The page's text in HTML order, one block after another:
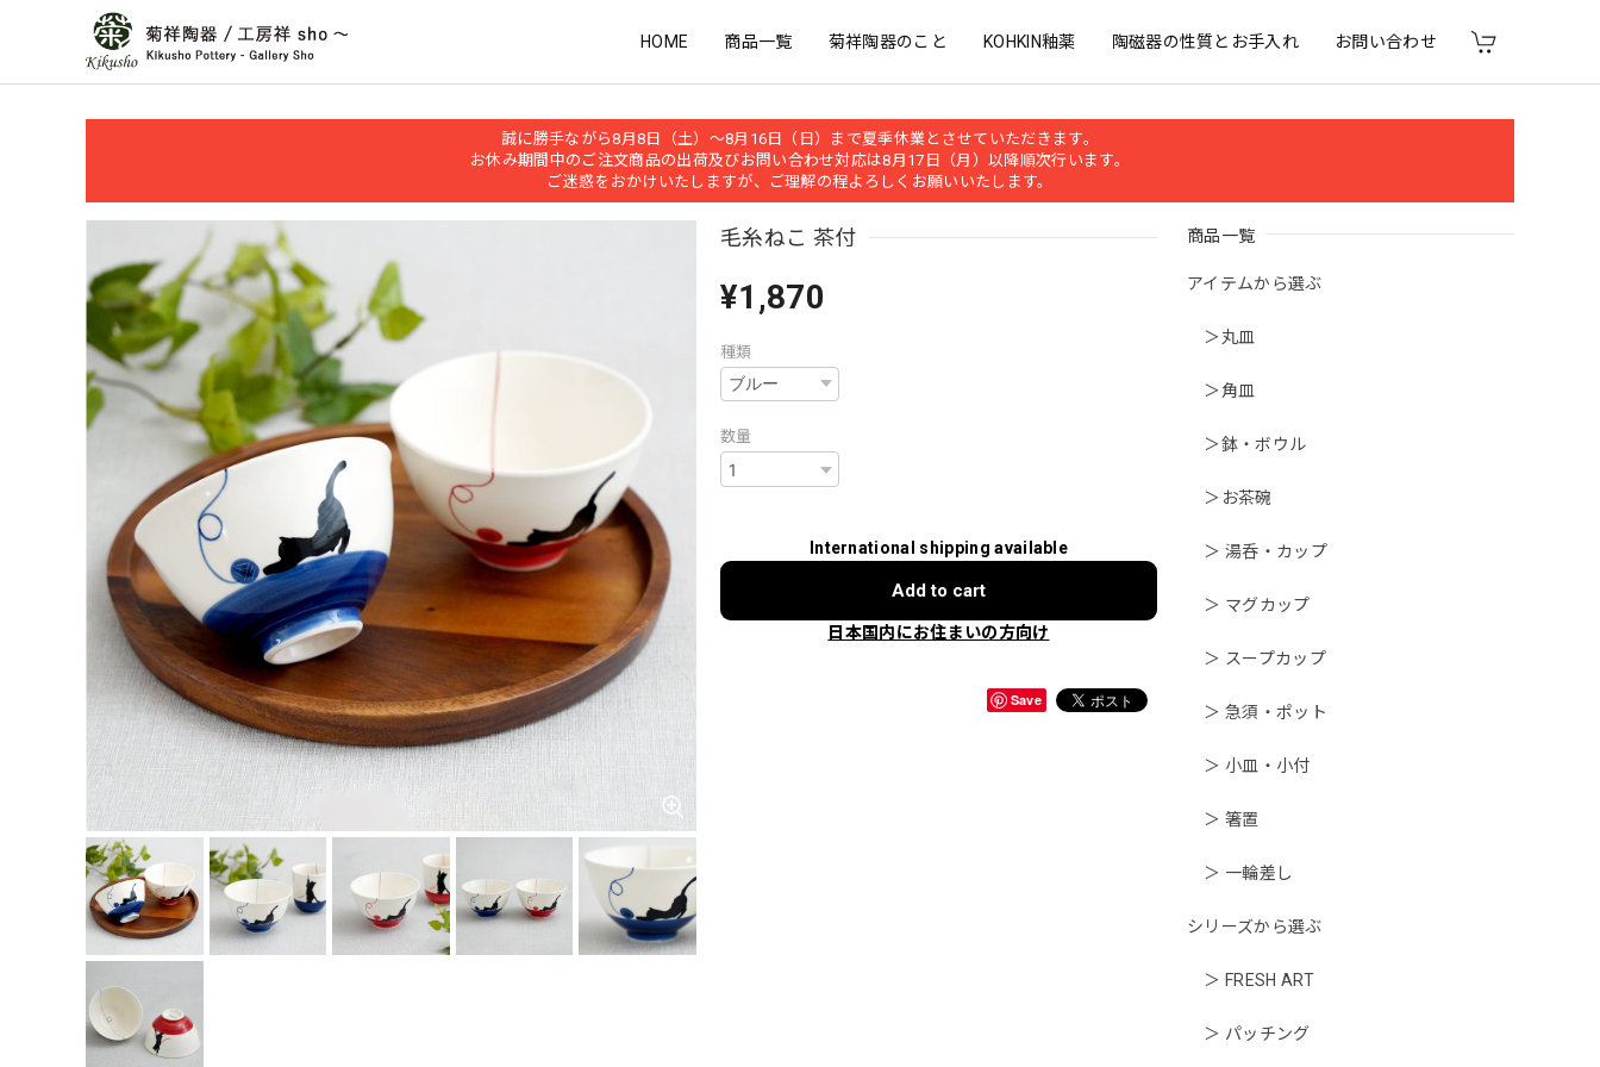
HOME 商品一覧 菊祥陶器のこと KOHKIN釉薬 陶磁器の性質とお手入れ お問い合わせ
誠に勝手ながら8月8日（土）～8月16日（日）まで夏季休業とさせていただきます。
お休み期間中のご注文商品の出荷及びお問い合わせ対応は8月17日（月）以降順次行います。
ご迷惑をおかけいたしますが、ご理解の程よろしくお願いいたします。
商品一覧
アイテムから選ぶ
＞丸皿
＞角皿
＞鉢・ボウル
＞お茶碗
＞ 湯呑・カップ
＞ マグカップ
＞ スープカップ
＞ 急須・ポット
＞ 小皿・小付
＞ 箸置
＞ 一輪差し
シリーズから選ぶ
＞ FRESH ART
＞ パッチング
毛糸ねこ 茶付
¥1,870
種類
数量
International shipping available
Add to cart
日本国内にお住まいの方向け
Save